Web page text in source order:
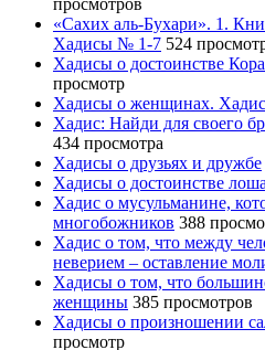
«Сахих аль-Бухари». 1.
Хадисы № 1-7 524
Хадисы о достоинстве
просмотр
Хадисы о женщинах.
Хадис: Найди для своего
434 просмотра
Хадисы о друзьях и дружбе
Хадисы о достоинстве
Хадис о мусульманине,
многобожников 388
Хадис о том, что между
неверием – оставление
Хадисы о том, что
женщины 385 просмотров
Хадисы о произношении
просмотр